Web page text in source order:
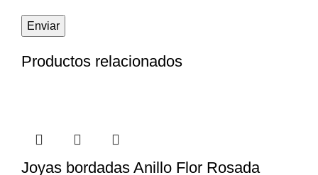
Productos relacionados
Joyas bordadas Anillo Flor Rosada